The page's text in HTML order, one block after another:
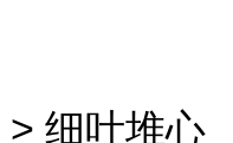
> 细叶堆心